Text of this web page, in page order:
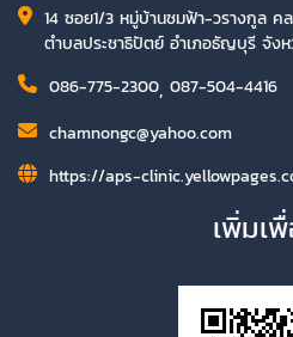
14 ซอย1/3 หมู่บ้านชมฟ้า-วรางกูล
ตำบลประชาธิปัตย์ อำเภอธัญบุรี จังห
086-775-2300, 087-504-4416
chamnongc@yahoo.com
https://aps-
เพิ่มเ